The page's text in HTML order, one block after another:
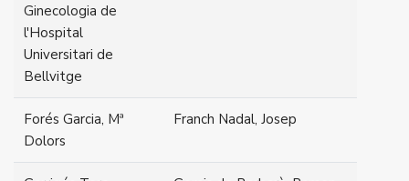
Ginecologia de
l'Hospital
Universitari de
Bellvitge
Forés Garcia, Mª
Dolors
Franch Nadal, Josep